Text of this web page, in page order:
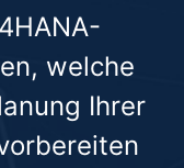
welche
Ihrer